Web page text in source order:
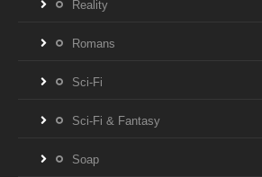
Reality
Romans
Sci-Fi
Sci-Fi & Fantasy
Soap